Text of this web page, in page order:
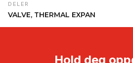
DELER
VALVE, THERMAL EXPAN
Hold deg